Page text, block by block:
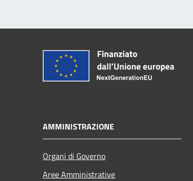
AMMINISTRAZIONE
Organi di Governo
Aree Amministrative